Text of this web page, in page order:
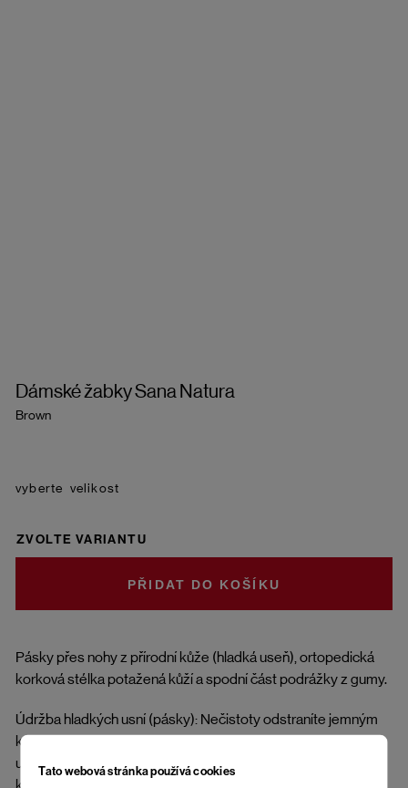
Tato webová stránka používá cookies
Dámské žabky Sana Natura
Brown
Pásky přes nohy z přírodní kůže (hladká useň), ortopedická
korková stélka potažená kůží a spodní část podrážky z gumy.
Údržba hladkých usní (pásky): Nečistoty odstraníte jemným
kartáčkem nebo měkkým hadříkem. Impregnujte přípravky
určenými na přírodní kůži. Suchou a čistou useň ošetřete
velikost
ZVOLTE VARIANTU
DO KOŠÍKU